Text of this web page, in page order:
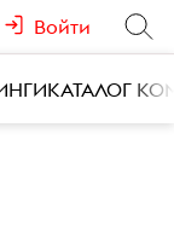
Войти
КАТАЛОГ